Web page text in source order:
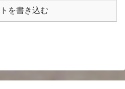
を書き込む